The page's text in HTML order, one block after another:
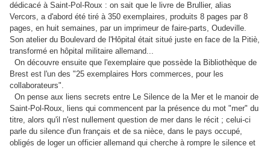
dédicacé à Saint-Pol-Roux : on sait que le livre de Brullier, alias
Vercors, a d'abord été tiré à 350 exemplaires, produits 8 pages par 8
pages, en huit semaines, par un imprimeur de faire-parts, Oudeville.
Son atelier du Boulevard de l'Hôpital était situé juste en face de la Pitiè,
transformé en hôpital militaire allemand...
On découvre ensuite que l'exemplaire que possède la Bibliothèque de
Brest est l'un des "25 exemplaires Hors commerces, pour les
collaborateurs".
On pense aux liens secrets entre Le Silence de la Mer et le manoir de
Saint-Pol-Roux, liens qui commencent par la présence du mot "mer" du
titre, alors qu'il n'est nullement question de mer dans le récit ; celui-ci
parle du silence d'un français et de sa nièce, dans le pays occupé,
obligés de loger un officier allemand qui cherche à rompre le silence et